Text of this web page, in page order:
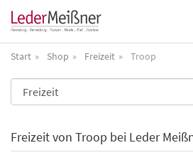
Start Shop Freizeit Troop
Freizeit von Troop bei Leder